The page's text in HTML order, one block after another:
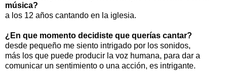
música?
a los 12 años cantando en la iglesia.
¿En que momento decidiste que querías cantar?
desde pequeño me siento intrigado por los sonidos,
más los que puede producir la voz humana, para dar a
comunicar un sentimiento o una acción, es intrigante.